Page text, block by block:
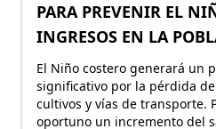
PARA PREVENIR EL
INGRESOS EN LA
VULNERABLE
El Niño costero generará un
significativo por la pérdida
cultivos y vías de transporte.
oportuno un incremento del